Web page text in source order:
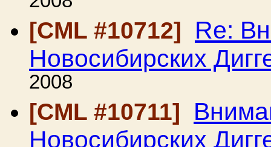
[CML #10712]
Re:
Новосибирских
2008
[CML #10711]
Новосибирских